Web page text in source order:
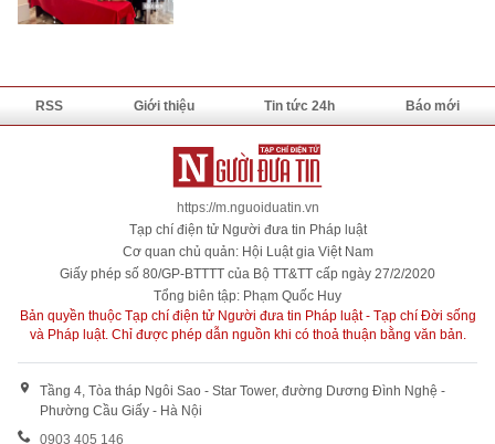
RSS Giới thiệu Tin tức 24h Báo mới
https://m.nguoiduatin.vn
Tạp chí điện tử Người đưa tin Pháp luật
Cơ quan chủ quản: Hội Luật gia Việt Nam
Giấy phép số 80/GP-BTTTT của Bộ TT&TT cấp ngày 27/2/2020
Tổng biên tập: Phạm Quốc Huy
Bản quyền thuộc Tạp chí điện tử Người đưa tin Pháp luật - Tạp chí Đời sống
và Pháp luật. Chỉ được phép dẫn nguồn khi có thoả thuận bằng văn bản.
Tầng 4, Tòa tháp Ngôi Sao - Star Tower, đường Dương Đình Nghệ -
Phường Cầu Giấy - Hà Nội
0903 405 146